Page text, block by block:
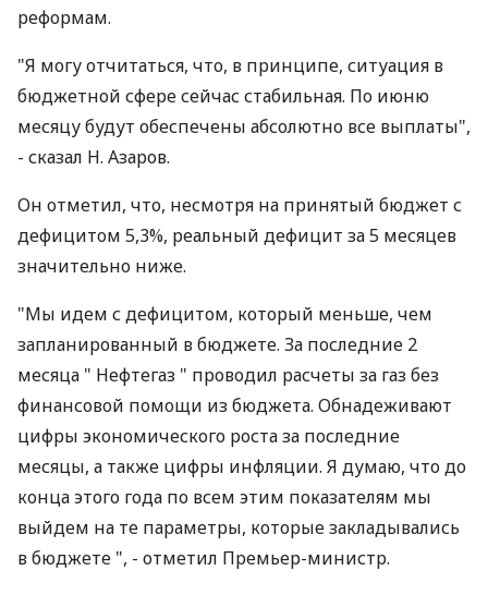
реформам.
"Я могу отчитаться, что, в принципе, ситуация в
бюджетной сфере сейчас стабильная. По июню
месяцу будут обеспечены абсолютно все выплаты",
- сказал Н. Азаров.
Он отметил, что, несмотря на принятый бюджет с
дефицитом 5,3%, реальный дефицит за 5 месяцев
значительно ниже.
"Мы идем с дефицитом, который меньше, чем
запланированный в бюджете. За последние 2
месяца " Нефтегаз " проводил расчеты за газ без
финансовой помощи из бюджета. Обнадеживают
цифры экономического роста за последние
месяцы, а также цифры инфляции. Я думаю, что до
конца этого года по всем этим показателям мы
выйдем на те параметры, которые закладывались
в бюджете ", - отметил Премьер-министр.